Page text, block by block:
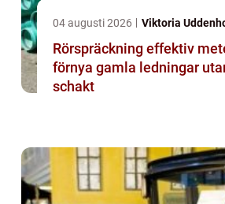
04 augusti 2026 Viktoria
Rörspräckning effektiv metod för att
förnya gamla ledningar
schakt